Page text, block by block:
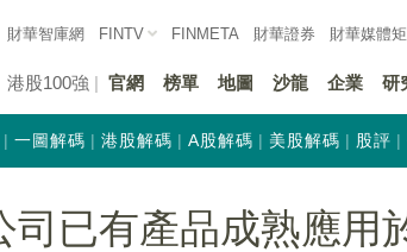
財華智庫網 FINTV FINMETA 財華證券 財華媒體
港股100強 官網 榜單 地圖 沙龍 企業 研
一圖解碼 港股解碼 A股解碼 美股解碼 股評
司已有產品成熟應用